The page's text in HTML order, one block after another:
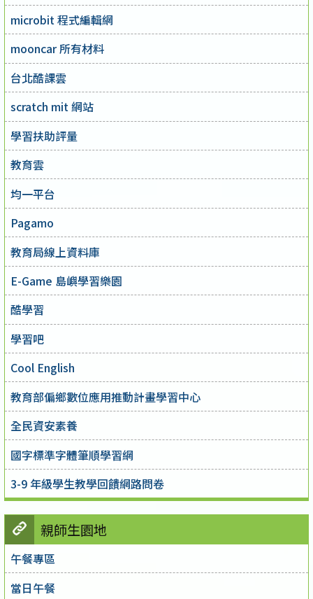
microbit 程式編輯網
mooncar 所有材料
台北酷課雲
scratch mit 網站
學習扶助評量
教育雲
均一平台
Pagamo
教育局線上資料庫
E-Game 島嶼學習樂園
酷學習
學習吧
Cool English
教育部偏鄉數位應用推動計畫學習中心
全民資安素養
國字標準字體筆順學習網
3-9 年級學生教學回饋網路問卷
親師生園地
午餐專區
當日午餐